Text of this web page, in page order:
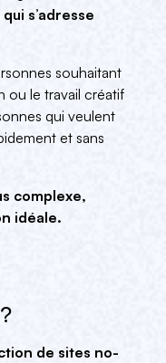
qui s’adresse
souhaitant
ou le travail créatif
qui veulent
et sans
complexe,
idéale.
de sites no-